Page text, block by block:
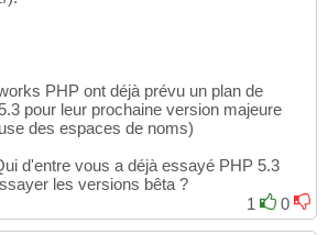
PHP ont déjà prévu un plan de
pour leur prochaine version majeure
des espaces de noms)
d'entre vous a déjà essayé PHP 5.3
les versions bêta ?
1
0